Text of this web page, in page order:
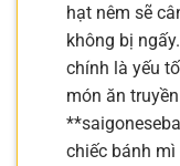
hạt nêm sẽ
không bị
chính là yếu
món ăn
chiếc bánh